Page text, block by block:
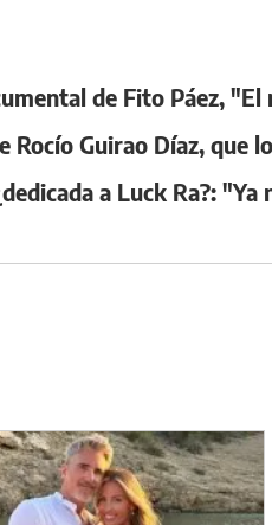
de Fito Páez, "El
Rocío Guirao Díaz, que
a Luck Ra?: